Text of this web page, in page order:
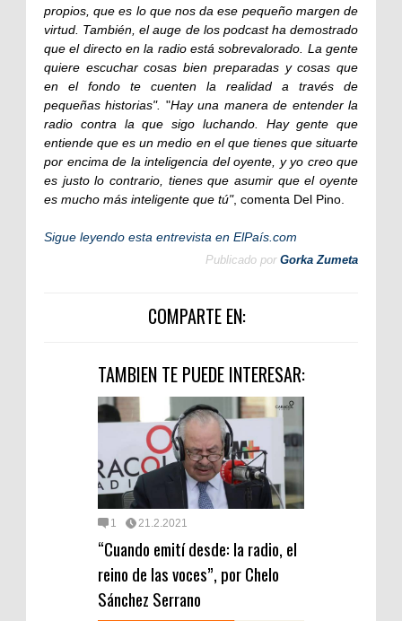
propios, que es lo que nos da ese pequeño margen de
virtud. También, el auge de los podcast ha demostrado
que el directo en la radio está sobrevalorado. La gente
quiere escuchar cosas bien preparadas y cosas que
en el fondo te cuenten la realidad a través de
pequeñas historias". "Hay una manera de entender la
radio contra la que sigo luchando. Hay gente que
entiende que es un medio en el que tienes que situarte
por encima de la inteligencia del oyente, y yo creo que
es justo lo contrario, tienes que asumir que el oyente
es mucho más inteligente que tú", comenta Del Pino.
Sigue leyendo esta entrevista en ElPaís.com
Publicado por Gorka Zumeta
COMPARTE EN:
TAMBIEN TE PUEDE INTERESAR:
1 21.2.2021
“Cuando emití desde: la radio, el
reino de las voces”, por Chelo
Sánchez Serrano